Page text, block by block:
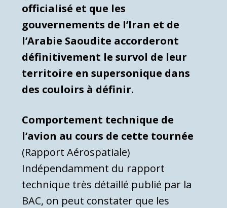
officialisé et que les
gouvernements de l’Iran et de
l’Arabie Saoudite accorderont
définitivement le survol de leur
territoire en supersonique dans
des couloirs à définir.
Comportement technique de
l’avion au cours de cette tournée
(Rapport Aérospatiale)
Indépendamment du rapport
technique très détaillé publié par la
BAC, on peut constater que les